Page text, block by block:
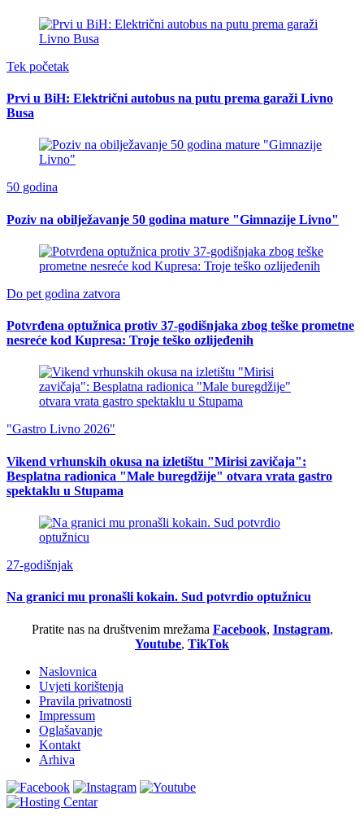
Tek početak
Prvi u BiH: Električni autobus na putu prema garaži Livno
Busa
50 godina
Poziv na obilježavanje 50 godina mature "Gimnazije Livno"
Do pet godina zatvora
Potvrđena optužnica protiv 37-godišnjaka zbog teške prometne
nesreće kod Kupresa: Troje teško ozlijeđenih
"Gastro Livno 2026"
Vikend vrhunskih okusa na izletištu "Mirisi zavičaja":
Besplatna radionica "Male buregdžije" otvara vrata gastro
spektaklu u Stupama
27-godišnjak
Na granici mu pronašli kokain. Sud potvrdio optužnicu
Pratite nas na društvenim mrežama Facebook, Instagram,
Youtube, TikTok
Naslovnica
Uvjeti korištenja
Pravila privatnosti
Impressum
Oglašavanje
Kontakt
Arhiva